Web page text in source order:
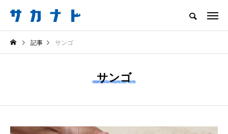
サカナをもっと好きになる
知る 食べる 楽しむ
サカナを知ろう
記事 サンゴ
サンゴ